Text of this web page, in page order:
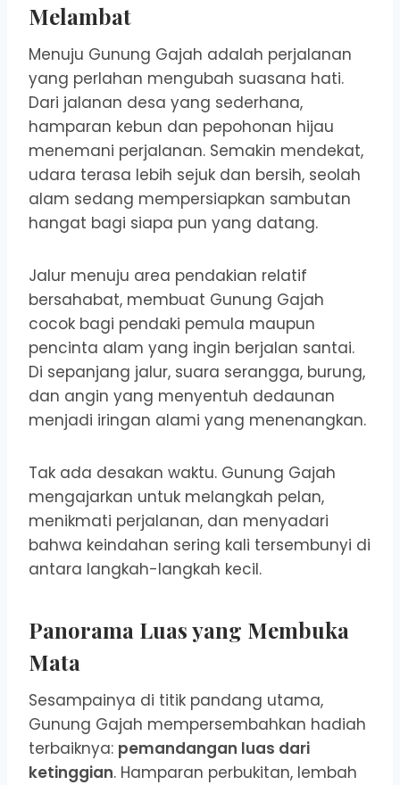
Melambat
Menuju Gunung Gajah adalah perjalanan
yang perlahan mengubah suasana hati.
Dari jalanan desa yang sederhana,
hamparan kebun dan pepohonan hijau
menemani perjalanan. Semakin mendekat,
udara terasa lebih sejuk dan bersih, seolah
alam sedang mempersiapkan sambutan
hangat bagi siapa pun yang datang.
Jalur menuju area pendakian relatif
bersahabat, membuat Gunung Gajah
cocok bagi pendaki pemula maupun
pencinta alam yang ingin berjalan santai.
Di sepanjang jalur, suara serangga, burung,
dan angin yang menyentuh dedaunan
menjadi iringan alami yang menenangkan.
Tak ada desakan waktu. Gunung Gajah
mengajarkan untuk melangkah pelan,
menikmati perjalanan, dan menyadari
bahwa keindahan sering kali tersembunyi di
antara langkah-langkah kecil.
Panorama Luas yang Membuka
Mata
Sesampainya di titik pandang utama,
Gunung Gajah mempersembahkan hadiah
terbaiknya: pemandangan luas dari
ketinggian. Hamparan perbukitan, lembah